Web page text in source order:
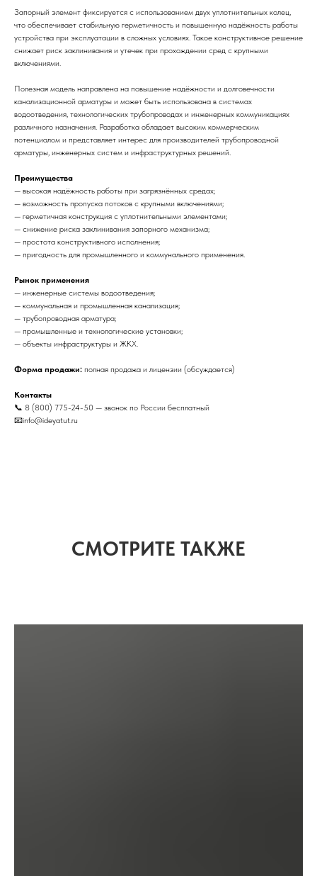
Запорный элемент фиксируется с использованием двух уплотнительных колец,
что обеспечивает стабильную герметичность и повышенную надёжность работы
устройства при эксплуатации в сложных условиях. Такое конструктивное решение
снижает риск заклинивания и утечек при прохождении сред с крупными
включениями.
Полезная модель направлена на повышение надёжности и долговечности
канализационной арматуры и может быть использована в системах
водоотведения, технологических трубопроводах и инженерных коммуникациях
различного назначения. Разработка обладает высоким коммерческим
потенциалом и представляет интерес для производителей трубопроводной
арматуры, инженерных систем и инфраструктурных решений.
Преимущества
— высокая надёжность работы при загрязнённых средах;
— возможность пропуска потоков с крупными включениями;
— герметичная конструкция с уплотнительными элементами;
— снижение риска заклинивания запорного механизма;
— простота конструктивного исполнения;
— пригодность для промышленного и коммунального применения.
Рынок применения
— инженерные системы водоотведения;
— коммунальная и промышленная канализация;
— трубопроводная арматура;
— промышленные и технологические установки;
— объекты инфраструктуры и ЖКХ.
Форма продажи: полная продажа и лицензии (обсуждается)
Контакты
📞 8 (800) 775-24-50 — звонок по России бесплатный
📧info@ideyatut.ru
СМОТРИТЕ ТАКЖЕ